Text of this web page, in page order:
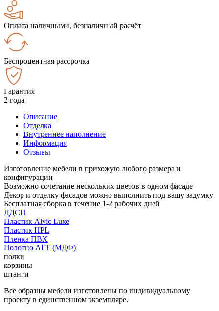
Оплата наличными, безналичный расчёт
Беспроцентная рассрочка
Гарантия
2 года
Описание
Отделка
Внутреннее наполнение
Информация
Отзывы
Изготовление мебели в прихожую любого размера и
конфигурации
Возможно сочетание нескольких цветов в одном фасаде
Декор и отделку фасадов можно выполнить под вашу задумку
Бесплатная сборка в течение 1-2 рабочих дней
ЛДСП
Пластик Alvic Luxe
Пластик HPL
Пленка ПВХ
Полотно АГТ (МДФ)
полки
корзины
штанги
Все образцы мебели изготовлены по индивидуальному
проекту в единственном экземпляре.